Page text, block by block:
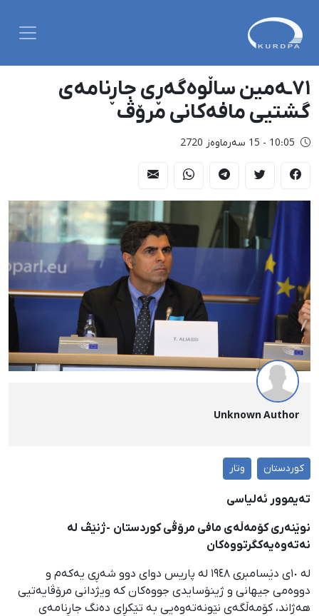
٧١ـە‌مین ساڵوه‌گه‌ڕی جاڕنامه‌ی
گشتیی مافه‌کانی مرۆڤ
10:05 - 15 سەرماوەز 2720
Unknown Author
کوردستان وتار
ته‌یموور ئه‌لیاسی
نوێنه‌ری کۆمه‌ڵه‌ی مافی مرۆڤی کوردستان -ژنێڤ له
نه‌ته‌وەیه‌کگرتووه‌کان
له‌ ١٠ی دێسامبری ١٩٤٨ له‌ پاریس دوای دوو شه‌ڕی یه‌که‌م و
دووه‌می جیهانی و ژینۆسایدی جووه‌کان که‌ ویژدانی مرۆڤایه‌تیی
هه‌ژاند، کۆمه‌ڵگه‌ی نێونه‌ته‌وه‌یی به‌ تێکڕای ده‌نگ جاڕنامه‌ی